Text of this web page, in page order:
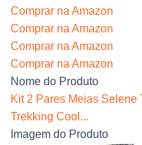
Comprar na Amazon
Comprar na Amazon
Comprar na Amazon
Comprar na Amazon
Nome do Produto
Kit 2 Pares Meias
Trekking Cool...
Imagem do Produto